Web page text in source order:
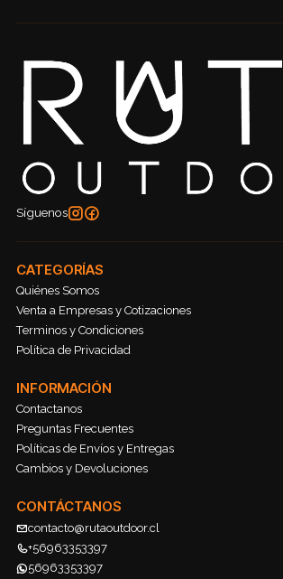
Síguenos
CATEGORÍAS
Quiénes Somos
Venta a Empresas y Cotizaciones
Terminos y Condiciones
Política de Privacidad
INFORMACIÓN
Contactanos
Preguntas Frecuentes
Políticas de Envíos y Entregas
Cambios y Devoluciones
CONTÁCTANOS
contacto@rutaoutdoor.cl
+56963353397
56963353397